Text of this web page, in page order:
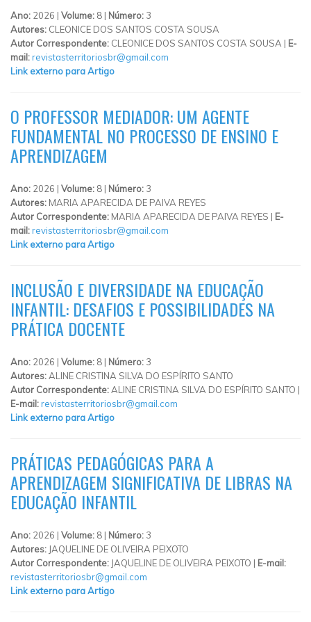
Ano: 2026 | Volume: 8 | Número: 3
Autores: CLEONICE DOS SANTOS COSTA SOUSA
Autor Correspondente: CLEONICE DOS SANTOS COSTA SOUSA | E-
mail:revistasterritoriosbr@gmail.com
Link externo para Artigo
O PROFESSOR MEDIADOR: UM AGENTE
FUNDAMENTAL NO PROCESSO DE ENSINO E
APRENDIZAGEM
Ano: 2026 | Volume: 8 | Número: 3
Autores: MARIA APARECIDA DE PAIVA REYES
Autor Correspondente: MARIA APARECIDA DE PAIVA REYES | E-
mail:revistasterritoriosbr@gmail.com
Link externo para Artigo
INCLUSÃO E DIVERSIDADE NA EDUCAÇÃO
INFANTIL: DESAFIOS E POSSIBILIDADES NA
PRÁTICA DOCENTE
Ano: 2026 | Volume: 8 | Número: 3
Autores:ALINE CRISTINA SILVA DO ESPÍRITO SANTO
Autor Correspondente:ALINE CRISTINA SILVA DO ESPÍRITO SANTO |
E-mail:revistasterritoriosbr@gmail.com
Link externo para Artigo
PRÁTICAS PEDAGÓGICAS PARA A
APRENDIZAGEM SIGNIFICATIVA DE LIBRAS NA
EDUCAÇÃO INFANTIL
Ano: 2026 | Volume: 8 | Número: 3
Autores: JAQUELINE DE OLIVEIRA PEIXOTO
Autor Correspondente: JAQUELINE DE OLIVEIRA PEIXOTO | E-mail:
revistasterritoriosbr@gmail.com
Link externo para Artigo